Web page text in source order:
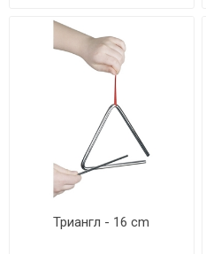
Триангл - 16 cm